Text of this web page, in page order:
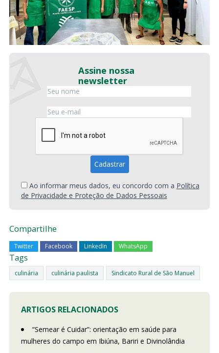
Assine nossa
newsletter
Ao informar meus dados, eu concordo com a Política
de Privacidade e Proteção de Dados Pessoais
Compartilhe
Twitter Facebook LinkedIn WhatsApp
Tags
culinária culinária paulista Sindicato Rural de São Manuel
ARTIGOS RELACIONADOS
“Semear é Cuidar”: orientação em saúde para
mulheres do campo em Ibiúna, Bariri e Divinolândia